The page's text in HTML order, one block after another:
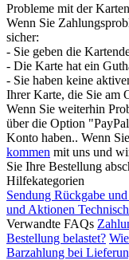
Probleme mit der
Wenn Sie
sicher:
- Sie geben die
- Die Karte hat ein
- Sie haben keine
Ihrer Karte, die Sie am
Wenn Sie weiterhin
über die Option
Konto haben.. Wenn
kommen mit uns und
Sie Ihre Bestellung
Hilfekategorien
Sendung Rückgabe
und Aktionen
Verwandte FAQs
Bestellung belastet?
Barzahlung bei